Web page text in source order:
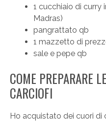
1 cucchiaio di curry
Madras)
pangrattato qb
1 mazzetto di
sale e pepe qb
COME PREPARARE
CARCIOFI
Ho acquistato dei cuori di